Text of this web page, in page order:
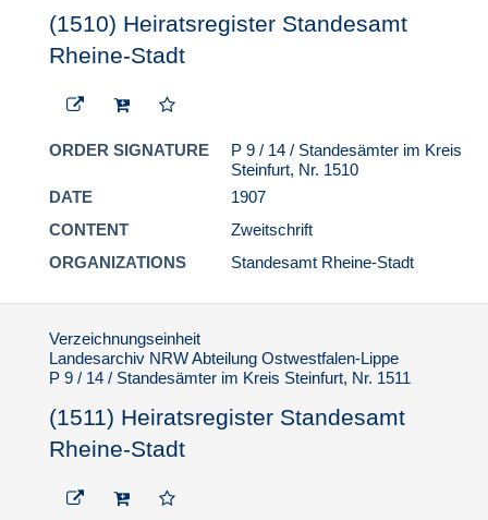
(1510) Heiratsregister Standesamt
Rheine-Stadt
ORDER SIGNATURE
P 9 / 14 / Standesämter im Kreis
Steinfurt, Nr. 1510
DATE
1907
CONTENT
Zweitschrift
ORGANIZATIONS
Standesamt Rheine-Stadt
Verzeichnungseinheit
Landesarchiv NRW Abteilung Ostwestfalen-Lippe
P 9 / 14 / Standesämter im Kreis Steinfurt, Nr. 1511
(1511) Heiratsregister Standesamt
Rheine-Stadt